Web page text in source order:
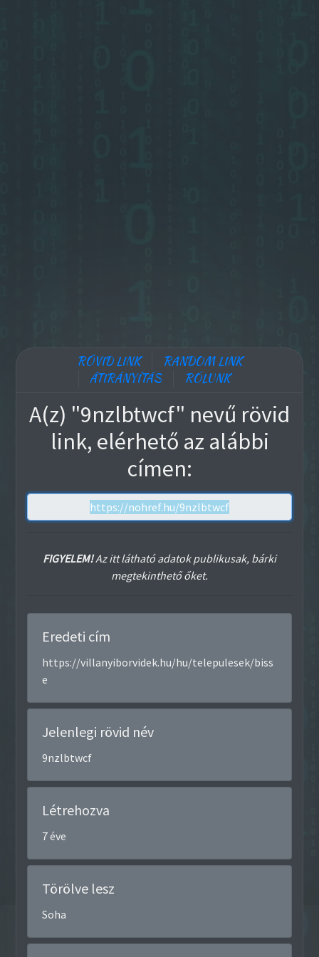
RÖVID LINK
RANDOM LINK
ÁTIRÁNYÍTÁS
RÓLUNK
A(z) "9nzlbtwcf" nevű rövid
link, elérhető az alábbi
címen:
FIGYELEM!Az itt látható adatok publikusak, bárki
megtekinthető őket.
Eredeti cím
https://villanyiborvidek.hu/hu/telepulesek/biss
e
Jelenlegi rövid név
9nzlbtwcf
Létrehozva
7 éve
Törölve lesz
Soha